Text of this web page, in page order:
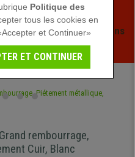
Chaisepro ! Des réductions
limitée - Voir l'offre
rembourrage,
Cuir, Blanc
Politique des
tous les cookies en
et Continuer»
ET CONTINUER